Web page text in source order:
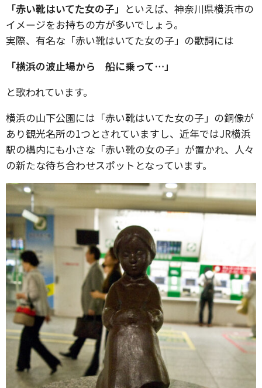
「赤い靴はいてた女の子」 といえば、神奈川県横浜市の
イメージをお持ちの方が多いでしょう。
実際、有名な「赤い靴はいてた女の子」の歌詞には
「横浜の波止場から 船に乗って…」
と歌われています。
横浜の山下公園には「赤い靴はいてた女の子」の銅像が
あり観光名所の1つとされていますし、近年ではJR横浜
駅の構内にも小さな「赤い靴の女の子」が置かれ、人々
の新たな待ち合わせスポットとなっています。